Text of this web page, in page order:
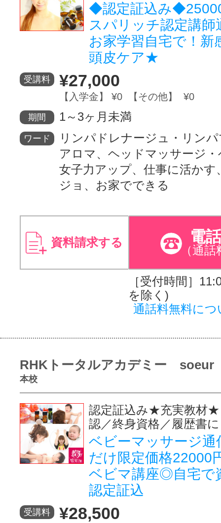
◆認定証込み
スパリッチ認定講
お家学習自宅で！新
頭皮ケア★
受講料 ¥27,000
【入学金】 ¥0 【その他】 ¥0
期間 1～3ヶ月未満
ワード
リンパドレナージュ・リン
アロマ、ヘッドマッサージ
女子力アップ、仕事に活かす
ジョ、お家でできる
資料請求する 電
（通話
［受付時間］
を除く)
通話料無料につ
RHKトータルアカデミー soeur
本校
認定証込み★充実教材★
認／終身資格／履歴書
ベビーマッサージ
だけ限定価格22000
ベビマ講座◎自宅で
認定証込
受講料 ¥28,500